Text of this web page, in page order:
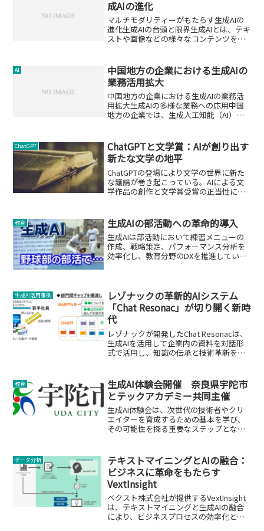
成AIの進化
マルチモダリティーがもたらす生成AIの
進化生成AIの台頭と限界生成AIとは、テキ
ストや画像などの様々なコンテンツを自
ることで、人々の想像力を刺激してい
る。生成AI...
AI
中国地方の企業における生成AIの
業務活用拡大
中国地方の企業における生成AIの業務活
用拡大生成AIの多様な業務への応用中国
地方の企業では、生成人工知能（AI）を
災ゼロを目指す現場での質問に答えるア
プリの開発や、学校...
ChatGPT
ChatGPTと文学賞：AIが創り出す
新たな文学の地平
ChatGPTの登場により文学の世界に新た
な議論が巻き起こっている。AIによる文
学作品の創作と文学賞受賞の正当性につ
教育 生成AIの部活動への革命的導入
生成AIは部活動において練習メニューの
作成、戦略策定、パフォーマンス分析を
効率化し、教育分野のDXを推進していま
生成AI活用事例
レゾナックの革新的AIシステム
「Chat Resonac」が切り開く新時
代
レゾナックが開発したChat Resonacは、
生成AIを活用して企業内の資料を対話形
式で活用し、知識の伝承と技術革新を促
教育
生成AI体験会開催 奈良県宇陀市
とテックアカデミー共同主催
生成AI体験会は、次世代の技術者やクリ
エイターを育成するための基本を学び、
その可能性を探る重要なステップとなり
データ分析
テキストマイニングとAIの融合：
ビジネスに革命をもたらす
VextInsight
ベクスト株式会社が提供するVextInsight
は、テキストマイニングと生成AIの融合
により、ビジネスプロセスの効率化と知